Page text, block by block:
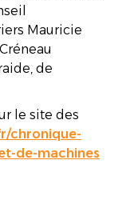
Mauricie
de
le site des
chronique-
de-machines